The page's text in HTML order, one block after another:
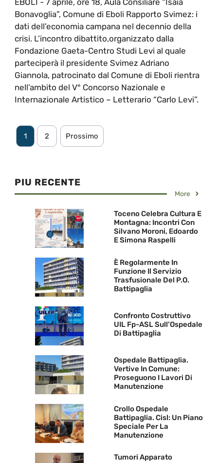
Bonavoglia”, Comune di Eboli Rapporto Svimez: i
dati dell’economia campana nel decennio della
crisi. L’incontro dibattito,organizzato dalla
Fondazione Gaeta-Centro Studi Levi al quale
parteciperà il presidente Svimez Adriano
Giannola, patrocinato dal Comune di Eboli rientra
nell’ambito del V° Concorso Nazionale e
Internazionale Artistico – Letterario “Carlo Levi”.
1 2 Prossimo
PIU RECENTE
More
Toceno Celebra Cultura E
Montagna: Incontri Con
Silvano Moroni, Edoardo
E Simona Raspelli
È Regolarmente In
Funzione Il Servizio
Trasfusionale Del P.O.
Battipaglia
Confronto Costruttivo
UIL Fp-ASL Sull’Ospedale
Di Battipaglia
Ospedale Battipaglia.
Vertive In Comune:
Proseguono I Lavori Di
Manutenzione
Crollo Ospedale
Battipaglia. Cisl: Un Piano
Speciale Per La
Manutenzione
Tumori Apparato